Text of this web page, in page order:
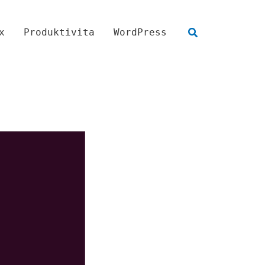
Produktivita WordPress Hľadať